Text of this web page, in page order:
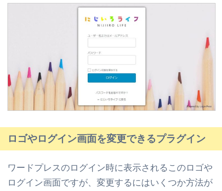
ロゴやログイン画面を変更できるプラグイン
ワードプレスのログイン時に表示されるこのロゴや
ログイン画面ですが、 変更するにはいくつか方法が